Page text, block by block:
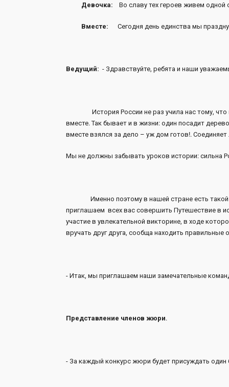
Девочка: Во славу тех героев живем одной
Вместе: Сегодня день единства мы
Ведущий: - Здравствуйте, ребята и наши
История России не раз учила нас тому, что
вместе. Так бывает и в жизни: один посадит
вместе взялся за дело – уж дом готов!.
Мы не должны забывать уроков истории: сильна
Именно поэтому в нашей стране есть такой
приглашаем всех вас совершить Путешествие в
участие в увлекательной викторине, в ходе
вручать друг друга, сообща находить
- Итак, мы приглашаем наши замечательные
Представление членов жюри.
- За каждый конкурс жюри будет присуждать